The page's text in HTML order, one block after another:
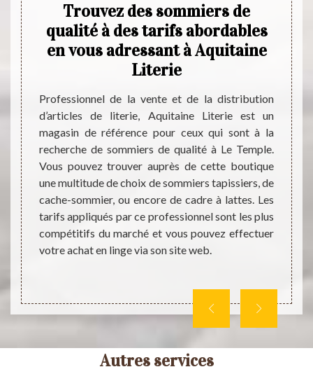
des
une
de
pour
prix
à
Trouvez des sommiers de
qualité à des tarifs abordables
en vous adressant à Aquitaine
Literie
Professionnel de la vente et de la distribution
d’articles de literie, Aquitaine Literie est un
magasin de référence pour ceux qui sont à la
recherche de sommiers de qualité à Le Temple.
Vous pouvez trouver auprès de cette boutique
une multitude de choix de sommiers tapissiers, de
cache-sommier, ou encore de cadre à lattes. Les
tarifs appliqués par ce professionnel sont les plus
compétitifs du marché et vous pouvez effectuer
votre achat en linge via son site web.
Que
des
Autres services